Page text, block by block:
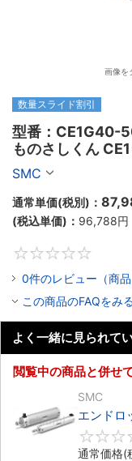
画像を
数量スライド割引
型番：CE1G40-
ものさしくん
SMC
通常単価(税別)：
(税込単価)： 96,788円
0件のレビュー（商
この商品のFAQをみ
よく一緒に見られて
閲覧中の商品と併せ
SMC
エンドロ
通常価格(